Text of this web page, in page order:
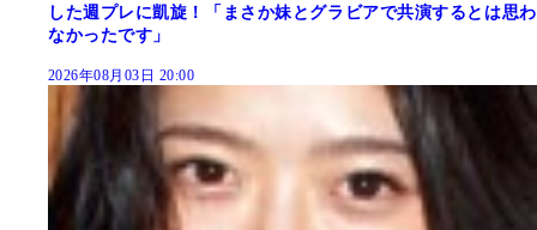
した週プレに凱旋！「まさか妹とグラビアで共演するとは思わ
なかったです」
2026年08月03日 20:00